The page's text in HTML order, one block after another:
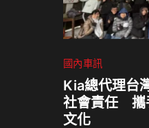
國內車訊
Kia總代理台
社會責任 攜
文化